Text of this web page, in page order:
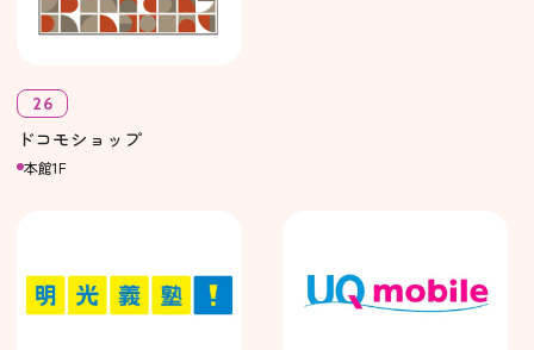
26
ドコモショップ
本館1F